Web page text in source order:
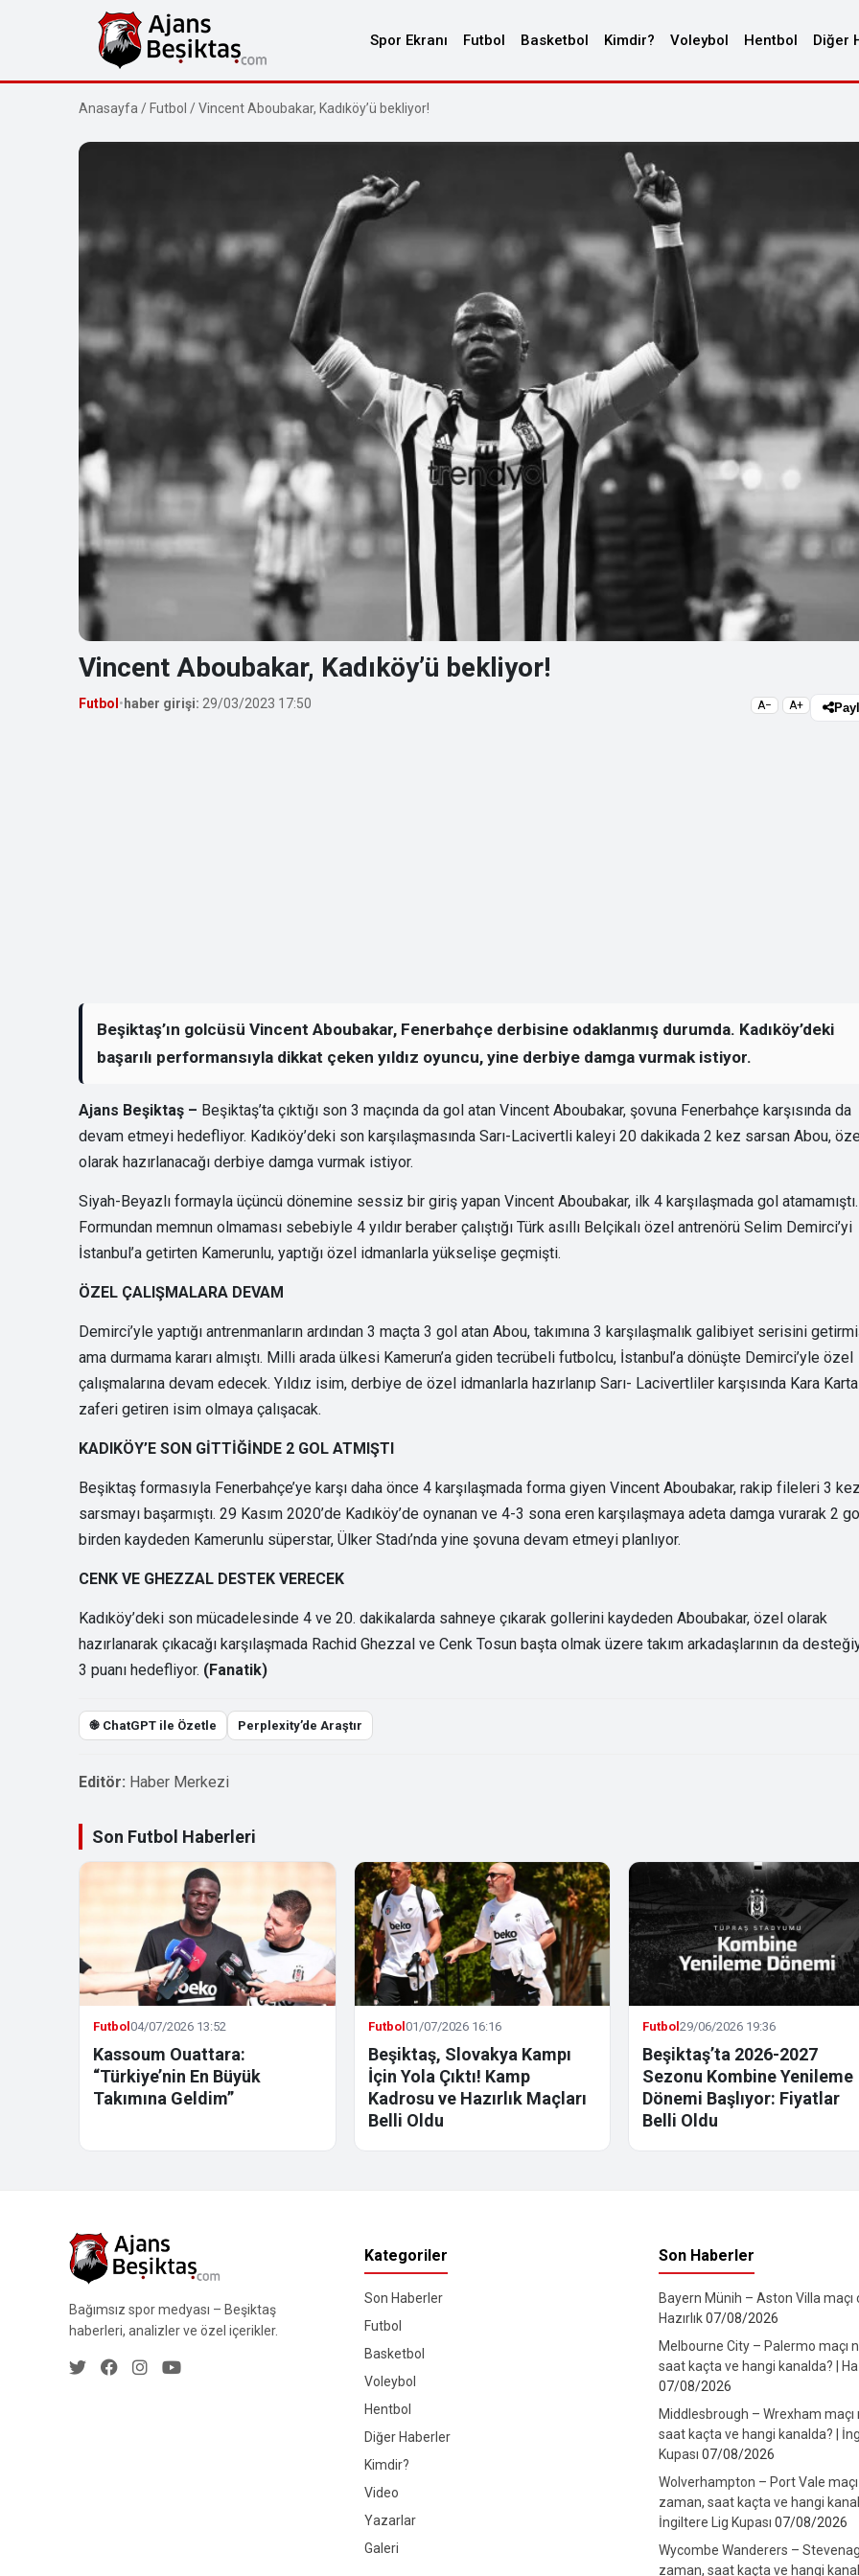
Spor Ekranı Futbol Basketbol Kimdir? Voleybol Hentbol Diğer
Anasayfa / Futbol /Vincent Aboubakar, Kadıköy’ü bekliyor!
Vincent Aboubakar, Kadıköy’ü bekliyor!
Futbol • haber girişi: 29/03/2023 17:50 A− A+
Beşiktaş’ın golcüsü Vincent Aboubakar, Fenerbahçe derbisine odaklanmış durumda. Kadıköy’deki
başarılı performansıyla dikkat çeken yıldız oyuncu, yine derbiye damga vurmak istiyor.
Ajans Beşiktaş – Beşiktaş’ta çıktığı son 3 maçında da gol atan Vincent Aboubakar, şovuna Fenerbahçe karşısında da
devam etmeyi hedefliyor. Kadıköy’deki son karşılaşmasında Sarı-Lacivertli kaleyi 20 dakikada 2 kez sarsan Abou,
olarak hazırlanacağı derbiye damga vurmak istiyor.
Siyah-Beyazlı formayla üçüncü dönemine sessiz bir giriş yapan Vincent Aboubakar, ilk 4 karşılaşmada gol atamamıştı.
Formundan memnun olmaması sebebiyle 4 yıldır beraber çalıştığı Türk asıllı Belçikalı özel antrenörü Selim Demirci’yi
İstanbul’a getirten Kamerunlu, yaptığı özel idmanlarla yükselişe geçmişti.
ÖZEL ÇALIŞMALARA DEVAM
Demirci’yle yaptığı antrenmanların ardından 3 maçta 3 gol atan Abou, takımına 3 karşılaşmalık galibiyet serisini
ama durmama kararı almıştı. Milli arada ülkesi Kamerun’a giden tecrübeli futbolcu, İstanbul’a dönüşte Demirci’yle özel
çalışmalarına devam edecek. Yıldız isim, derbiye de özel idmanlarla hazırlanıp Sarı- Lacivertliler karşısında Kara
zaferi getiren isim olmaya çalışacak.
KADIKÖY’E SON GİTTİĞİNDE 2 GOL ATMIŞTI
Beşiktaş formasıyla Fenerbahçe’ye karşı daha önce 4 karşılaşmada forma giyen Vincent Aboubakar, rakip fileleri 3 kez
sarsmayı başarmıştı. 29 Kasım 2020’de Kadıköy’de oynanan ve 4-3 sona eren karşılaşmaya adeta damga vurarak 2
birden kaydeden Kamerunlu süperstar, Ülker Stadı’nda yine şovuna devam etmeyi planlıyor.
CENK VE GHEZZAL DESTEK VERECEK
Kadıköy’deki son mücadelesinde 4 ve 20. dakikalarda sahneye çıkarak gollerini kaydeden Aboubakar, özel olarak
hazırlanarak çıkacağı karşılaşmada Rachid Ghezzal ve Cenk Tosun başta olmak üzere takım arkadaşlarının da
3 puanı hedefliyor. (Fanatik)
֎ ChatGPT ile Özetle Perplexity’de Araştır
Editör: Haber Merkezi
Son Futbol Haberleri
Futbol 04/07/2026 13:52
Kassoum Ouattara:
“Türkiye’nin En Büyük
Takımına Geldim”
Futbol 01/07/2026 16:16
Beşiktaş, Slovakya Kampı
İçin Yola Çıktı! Kamp
Kadrosu ve Hazırlık Maçları
Belli Oldu
Futbol29/06/2026 19:36
Beşiktaş’ta 2026-2027
Sezonu Kombine Yenileme
Dönemi Başlıyor: Fiyatlar
Belli Oldu
Bağımsız spor medyası – Beşiktaş
haberleri, analizler ve özel içerikler.
Kategoriler
Son Haberler
Futbol
Basketbol
Voleybol
Hentbol
Diğer Haberler
Kimdir?
Video
Yazarlar
Galeri
Son Haberler
Bayern Münih – Aston Villa maçı
Hazırlık07/08/2026
Melbourne City – Palermo maçı
saat kaçta ve hangi kanalda? |
07/08/2026
Middlesbrough – Wrexham maçı
saat kaçta ve hangi kanalda? |
Kupası 07/08/2026
Wolverhampton – Port Vale
zaman, saat kaçta ve hangi
İngiltere Lig Kupası 07/08/2026
Wycombe Wanderers –
zaman, saat kaçta ve hangi